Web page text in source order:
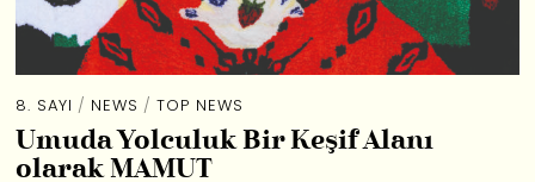
8. SAYI / NEWS / TOP NEWS
Umuda Yolculuk Bir Keşif Alanı
olarak MAMUT